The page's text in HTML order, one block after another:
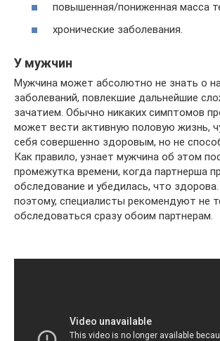
повышенная/пониженная масса
хронические заболевания.
У мужчин
Мужчина может абсолютно не знать о
заболеваний, повлекшие дальнейшие
зачатием. Обычно никаких симптомов
может вести активную половую жизнь,
себя совершенно здоровым, но не
Как правило, узнает мужчина об этом
промежутка времени, когда партнерша
обследование и убедилась, что
поэтому, специалисты рекомендуют не
обследоваться сразу обоим партнерам.